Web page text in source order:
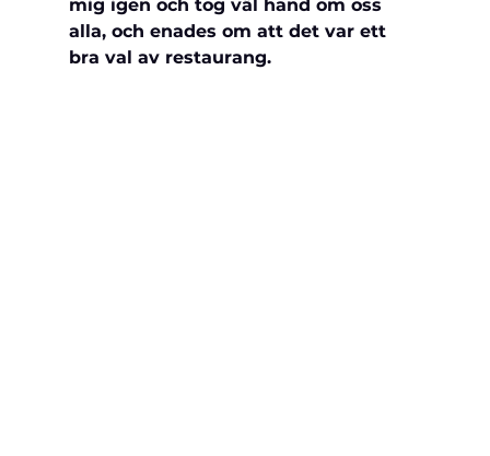
mig igen och tog väl hand om oss
alla, och enades om att det var ett
bra val av restaurang.